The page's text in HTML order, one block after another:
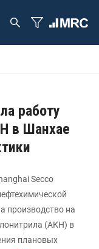
работу
в Шанхае
Secco
производство на
(АКН) в
плановых